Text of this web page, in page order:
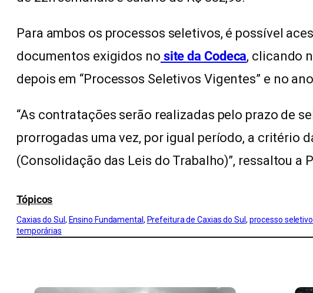
Para ambos os processos seletivos, é possível
documentos exigidos no site da Codeca, clicando
depois em “Processos Seletivos Vigentes” e no
“As contratações serão realizadas pelo prazo de
prorrogadas uma vez, por igual período, a critério
(Consolidação das Leis do Trabalho)”, ressaltou a
Tópicos
Caxias do Sul , Ensino Fundamental , Prefeitura de Caxias do Sul , processo seletivo
temporárias